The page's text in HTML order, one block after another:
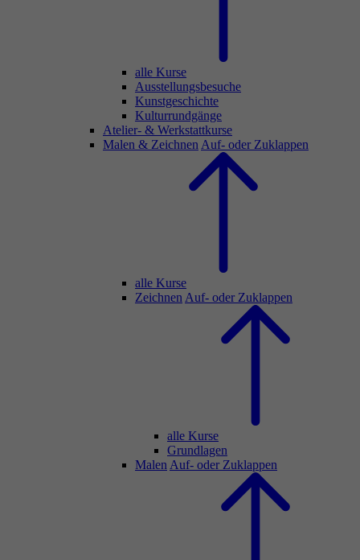
alle Kurse
Ausstellungsbesuche
Kunstgeschichte
Kulturrundgänge
Atelier- & Werkstattkurse
Malen & Zeichnen Auf- oder Zuklappen
alle Kurse
Zeichnen Auf- oder Zuklappen
alle Kurse
Grundlagen
Malen Auf- oder Zuklappen